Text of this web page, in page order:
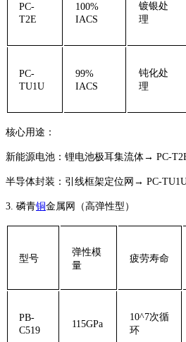
PC-
T2E
100%
IACS
镀银处
理
PC-
TU1U
99%
IACS
钝化处
理
核心用途：
新能源电池‌：锂电池极耳集流体→ PC-
半导体封装‌：引线框架定位网→ PC-
3. ‌磷青铜金属网（高弹性型）‌
型号
弹性模
量
疲劳寿命
PB-
C519
115GPa
10^7次循
环